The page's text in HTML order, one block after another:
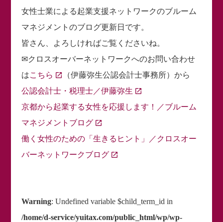
女性士業による起業支援ネットワークのブルーム
マネジメントのブログ更新日です。
皆さん、よろしければご覧くださいね。
✉クロスオーバーネットワークへのお問い合わせ
はこちら
（伊藤弥生公認会計士事務所）から
公認会計士・税理士／伊藤弥生
京都から起業する女性を応援します！／ブルーム
マネジメントブログ
働く女性のための「生きるヒント」／クロスオー
バーネットワークブログ
Warning: Undefined variable $child_term_id in
/home/d-service/yuitax.com/public_html/wp/wp-